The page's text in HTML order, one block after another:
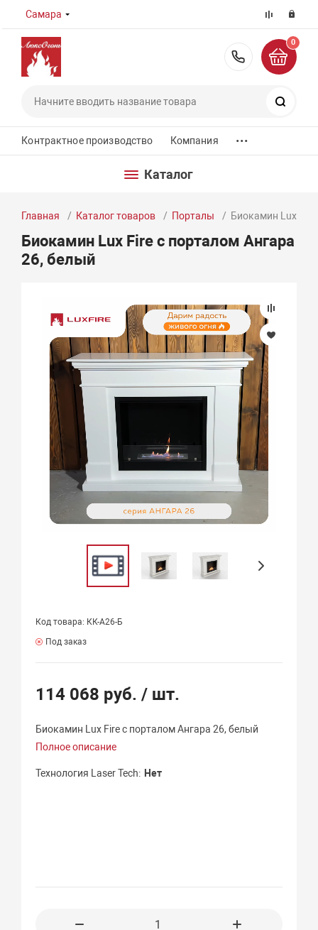
Самара
8 (800)
0
Контрактное производство Компания ...
Каталог
Главная Каталог товаров Порталы Биокамин Lux
Биокамин Lux Fire с порталом Ангара
26, белый
Код товара: КК-А26-Б
Под заказ
114 068 руб./ шт.
Биокамин Lux Fire с порталом Ангара 26, белый
Полное описание
Технология Laser Tech Нет